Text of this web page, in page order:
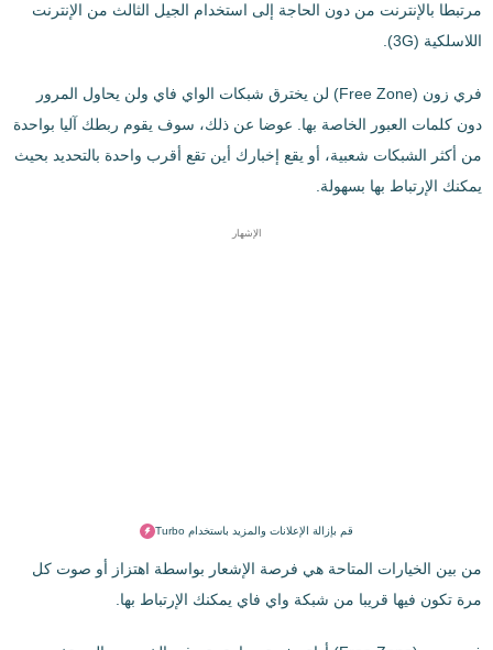
مرتبطا بالإنترنت من دون الحاجة إلى استخدام الجيل الثالث من الإنترنت
اللاسلكية (3G).
فري زون (Free Zone) لن يخترق شبكات الواي فاي ولن يحاول المرور
دون كلمات العبور الخاصة بها. عوضا عن ذلك، سوف يقوم ربطك آليا بواحدة
من أكثر الشبكات شعبية، أو يقع إخبارك أين تقع أقرب واحدة بالتحديد بحيث
يمكنك الإرتباط بها بسهولة.
الإشهار
قم بإزالة الإعلانات والمزيد باستخدام Turbo
من بين الخيارات المتاحة هي فرصة الإشعار بواسطة اهتزاز أو صوت كل
مرة تكون فيها قريبا من شبكة واي فاي يمكنك الإرتباط بها.